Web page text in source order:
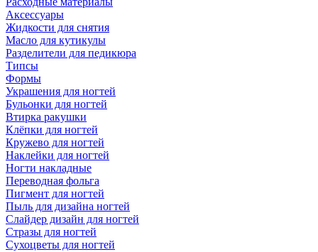
Аксессуары
Жидкости для снятия
Масло для кутикулы
Разделители для педикюра
Типсы
Формы
Украшения для ногтей
Бульонки для ногтей
Втирка ракушки
Клёпки для ногтей
Кружево для ногтей
Наклейки для ногтей
Ногти накладные
Переводная фольга
Пигмент для ногтей
Пыль для дизайна ногтей
Слайдер дизайн для ногтей
Стразы для ногтей
Сухоцветы для ногтей